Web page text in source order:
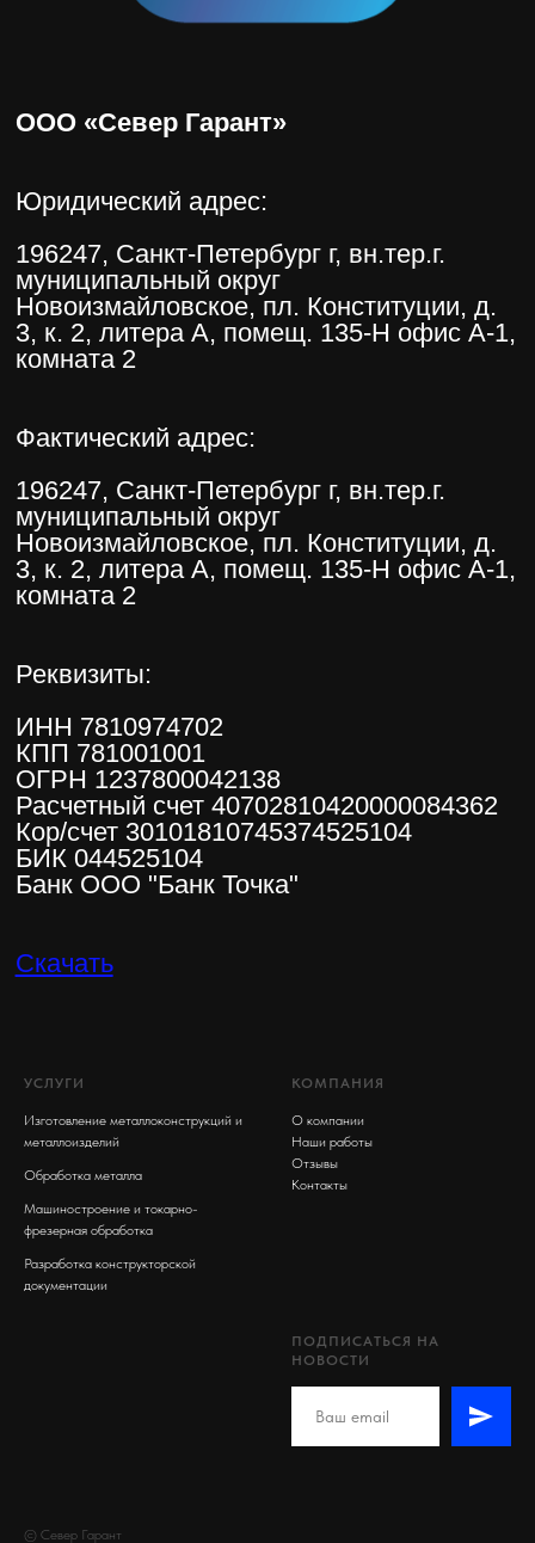
УСЛУГИ
Изготовление металлоконструкций и
металлоизделий
Обработка металла
Машиностроение и токарно-
фрезерная обработка
Разработка конструкторской
документации
КОМПАНИЯ
О компании
Наши работы
Отзывы
Контакты
ПОДПИСАТЬСЯ НА
НОВОСТИ
© Север Гарант